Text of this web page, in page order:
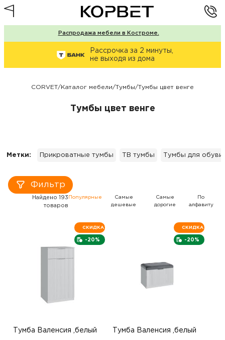
Распродажа мебели в Костроме.
Рассрочка за 2 минуты,
не выходя из дома
CORVET/Каталог мебели/Тумбы/Тумбы цвет венге
Тумбы цвет венге
Метки: Прикроватные тумбы ТВ тумбы Тумбы для обуви
Фильтр
Найдено 193
товаров
Популярные
Самые
дешевые
Самые
дорогие
По
алфавиту
-20%
СКИДКА
Тумба Валенсия ,белый
-20%
СКИДКА
Тумба Валенсия ,белый